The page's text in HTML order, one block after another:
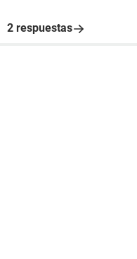
2 respuestas